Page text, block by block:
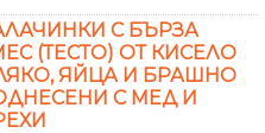
С БЪРЗА
(ТЕСТО) ОТ КИСЕЛО
ЯЙЦА И БРАШНО
С МЕД И